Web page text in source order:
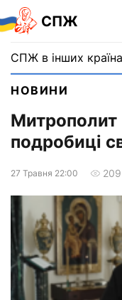
СПЖ
СПЖ в інших
НОВИНИ
Митрополит
подробиці
27 Травня 22:00 209